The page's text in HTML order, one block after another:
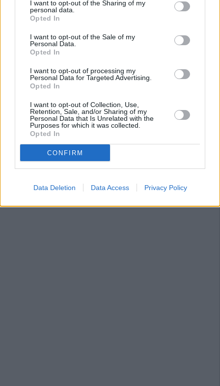
I want to opt-out of the Sharing of my
personal data.
Opted In
I want to opt-out of the Sale of my
Personal Data.
Opted In
I want to opt-out of processing my
Personal Data for Targeted Advertising.
Opted In
I want to opt-out of Collection, Use,
Retention, Sale, and/or Sharing of my
Personal Data that Is Unrelated with the
Purposes for which it was collected.
Opted In
CONFIRM
Data Deletion Data Access Privacy Policy